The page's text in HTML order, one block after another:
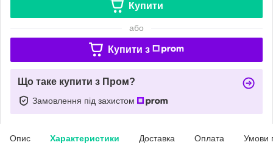
Купити
або
Купити з
Що таке купити з Пром?
Замовлення під захистом
Опис Характеристики Доставка Оплата Умови